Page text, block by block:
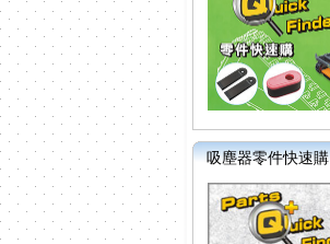
吸塵器零件快速購